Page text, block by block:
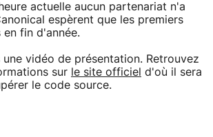
actuelle aucun partenariat n'a
espèrent que les premiers
en fin d'année.
vidéo de présentation. Retrouvez
sur le site officiel d'où il sera
le code source.